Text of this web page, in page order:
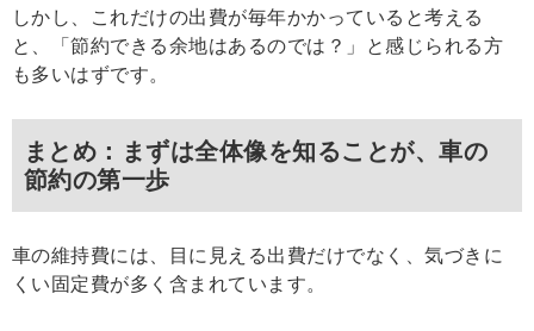
しかし、これだけの出費が毎年かかっていると考える
と、「節約できる余地はあるのでは？」と感じられる方
も多いはずです。
まとめ：まずは全体像を知ることが、車の
節約の第一歩
車の維持費には、目に見える出費だけでなく、気づきに
くい固定費が多く含まれています。